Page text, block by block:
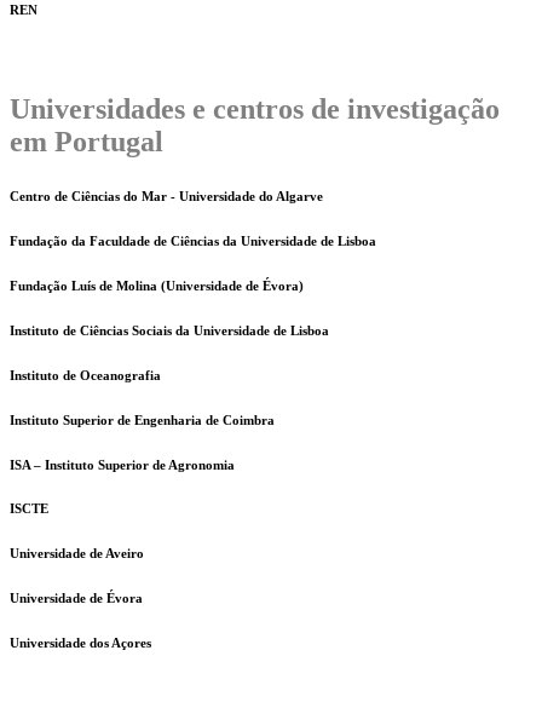
REN
Universidades e centros de investigação
em Portugal
Centro de Ciências do Mar - Universidade do Algarve
Fundação da Faculdade de Ciências da Universidade de Lisboa
Fundação Luís de Molina (Universidade de Évora)
Instituto de Ciências Sociais da Universidade de Lisboa
Instituto de Oceanografia
Instituto Superior de Engenharia de Coimbra
ISA – Instituto Superior de Agronomia
ISCTE
Universidade de Aveiro
Universidade de Évora
Universidade dos Açores